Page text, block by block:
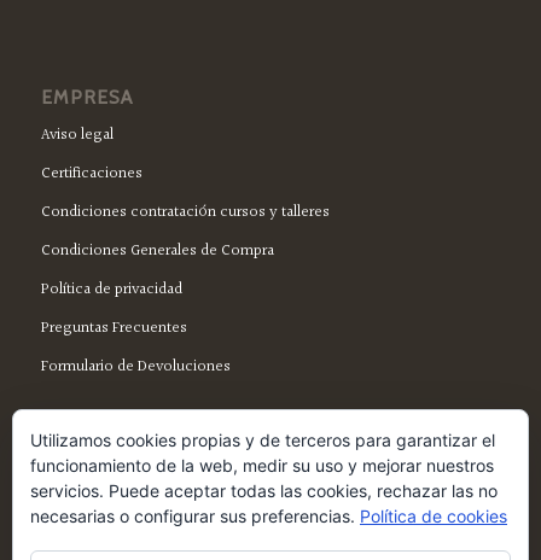
EMPRESA
Aviso legal
Certificaciones
Condiciones contratación cursos y talleres
Condiciones Generales de Compra
Política de privacidad
Preguntas Frecuentes
Formulario de Devoluciones
SÍGUENOS EN FACEBOOK
Utilizamos cookies propias y de terceros para garantizar el
funcionamiento de la web, medir su uso y mejorar nuestros
servicios. Puede aceptar todas las cookies, rechazar las no
necesarias o configurar sus preferencias. Política de cookies